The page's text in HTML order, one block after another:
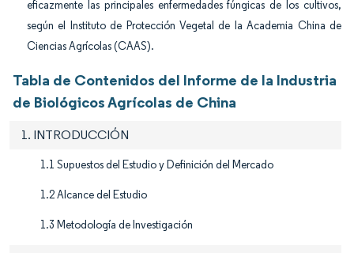
eficazmente las principales enfermedades fúngicas de los cultivos,
según el Instituto de Protección Vegetal de la Academia China de
Ciencias Agrícolas (CAAS).
Tabla de Contenidos del Informe de la Industria
de Biológicos Agrícolas de China
1. INTRODUCCIÓN
1.1 Supuestos del Estudio y Definición del Mercado
1.2 Alcance del Estudio
1.3 Metodología de Investigación